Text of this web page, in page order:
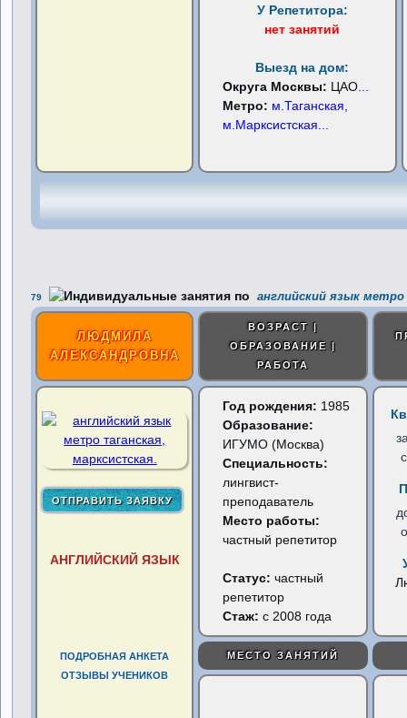
У Репетитора:
нет занятий
Выезд на дом:
Округа Москвы: ЦАО
Метро: м.Таганская,
м.Марксистская
79 английский язык
ЛЮДМИЛА
АЛЕКСАНДРОВНА
ВОЗРАСТ |
ОБРАЗОВАНИЕ |
РАБОТА
АНГЛИЙСКИЙ ЯЗЫК
ПОДРОБНАЯ АНКЕТА
ОТЗЫВЫ УЧЕНИКОВ
Год рождения: 1985
Образование:
ИГУМО (Москва)
Специальность:
лингвист-
преподаватель
Место работы:
частный репетитор
Статус:частный
репетитор
Стаж: с 2008 года
МЕСТО ЗАНЯТИЙ